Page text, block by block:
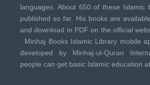
languages. About 650 of these Islamic
published so far. His books are
and download in PDF on the official
Minhaj Books Islamic Library mobile
developed by Minhaj-ul-Quran
people can get basic Islamic education